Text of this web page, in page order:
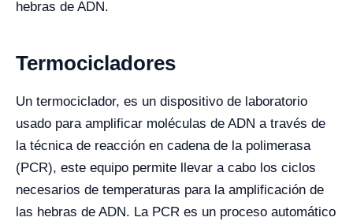
hebras de ADN.
Termocicladores
Un termociclador, es un dispositivo de laboratorio
usado para amplificar moléculas de ADN a través de
la técnica de reacción en cadena de la polimerasa
(PCR), este equipo permite llevar a cabo los ciclos
necesarios de temperaturas para la amplificación de
las hebras de ADN. La PCR es un proceso automático